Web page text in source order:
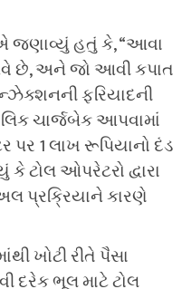
જણાવ્યું હતું કે, “આવા
છે, અને જો આવી કપાત
ફરિયાદની
ચાર્જબેક આપવામાં
1 લાખ રૂપિયાનો દંડ
ટોલ ઓપરેટરો દ્વારા
પ્રક્રિયાને કારણે
ખોટી રીતે પૈસા
દરેક ભૂલ માટે ટોલ